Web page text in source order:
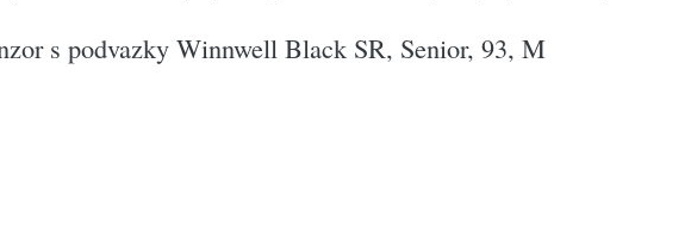
s podvazky Winnwell Black SR, Senior, 93, M